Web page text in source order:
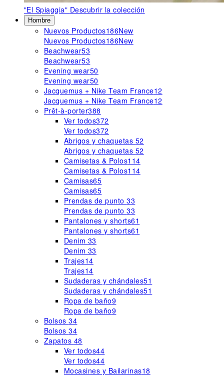
"El Spiaggia" Descubrir la colección
Hombre
Nuevos Productos186New
Nuevos Productos186New
Beachwear53
Beachwear53
Evening wear50
Evening wear50
Jacquemus + Nike Team France12
Jacquemus + Nike Team France12
Prêt-à-porter388
Ver todos372
Ver todos372
Abrigos y chaquetas 52
Abrigos y chaquetas 52
Camisetas & Polos114
Camisetas & Polos114
Camisas65
Camisas65
Prendas de punto33
Prendas de punto33
Pantalones y shorts61
Pantalones y shorts61
Denim 33
Denim 33
Trajes14
Trajes14
Sudaderas y chándales51
Sudaderas y chándales51
Ropa de baño9
Ropa de baño9
Bolsos34
Bolsos34
Zapatos 48
Ver todos44
Ver todos44
Mocasines y Bailarinas18